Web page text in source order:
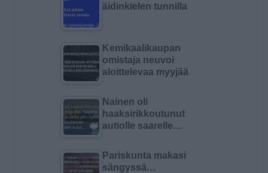
äidinkielen tunnilla
Kemikaalikaupan
omistaja neuvoi
aloittelevaa myyjää
Nainen oli
haaksirikkoutunut
autiolle saarelle…
Pariskunta makasi
sängyssä…